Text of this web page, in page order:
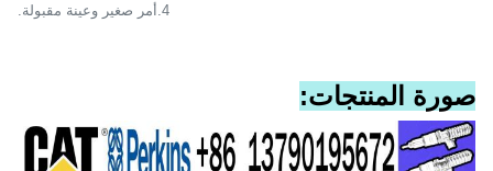
4 .أمر صغير وعينة مقبولة.
صورة المنتجات: